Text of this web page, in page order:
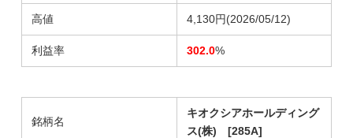
高値 4,130円(2026/05/12)
利益率 302.0%
銘柄名
キオクシアホールディング
ス(株) [285A]